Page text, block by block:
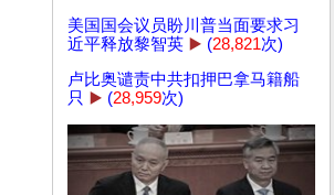
美国国会议员盼川普当面要求习
近平释放黎智英 ▶️ (28,821次)
卢比奥谴责中共扣押巴拿马籍船
只 ▶️ (28,959次)